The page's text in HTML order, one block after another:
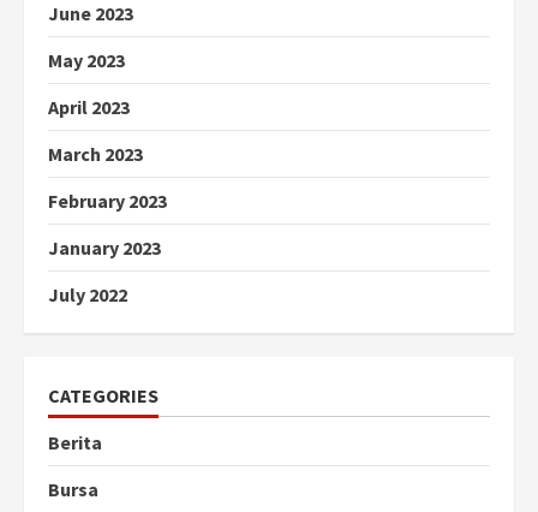
June 2023
May 2023
April 2023
March 2023
February 2023
January 2023
July 2022
CATEGORIES
Berita
Bursa